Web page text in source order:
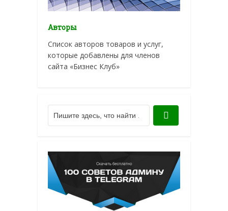
Авторы
Список авторов товаров и услуг,
которые добавлены для членов
сайта «Бизнес Клуб»